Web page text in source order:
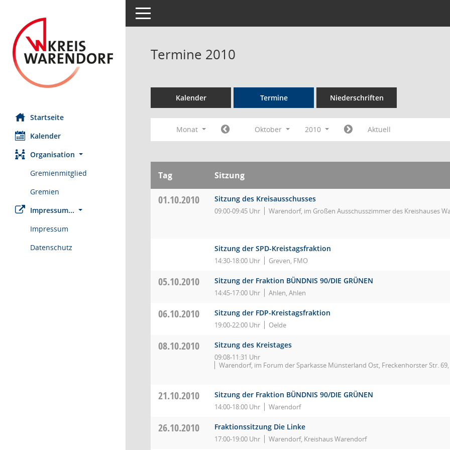
Startseite
Kalender
Organisation
Gremienmitglied
Gremien
Impressum...
Impressum
Datenschutz
Toggle navigation
Termine 2010
Kalender Termine Niederschriften
Monat Oktober 2010 Aktuell
Tag Sitzung
01.10.2010 Sitzung des Kreisausschusses
09:00-09:45 Uhr Warendorf, im Großen Ausschusszimmer des Kreishauses
Sitzung der SPD-Kreistagsfraktion
14:30-18:00 Uhr Greven, FMO
05.10.2010 Sitzung der Fraktion BÜNDNIS 90/DIE GRÜNEN
14:45-17:00 Uhr Ahlen, Ahlen
06.10.2010 Sitzung der FDP-Kreistagsfraktion
19:00-22:00 Uhr Oelde
08.10.2010 Sitzung des Kreistages
09:08-11:31 Uhr
Warendorf, im Forum der Sparkasse Münsterland Ost, Freckenhorster Str.
21.10.2010 Sitzung der Fraktion BÜNDNIS 90/DIE GRÜNEN
14:00-18:00 Uhr Warendorf
26.10.2010 Fraktionssitzung Die Linke
17:00-19:00 Uhr Warendorf, Kreishaus Warendorf